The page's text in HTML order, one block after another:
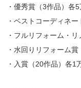
・優秀賞（3作品）各5
・ベストコーディネ
・フルリフォーム・
・水回りリフォーム
・入賞（20作品）各1